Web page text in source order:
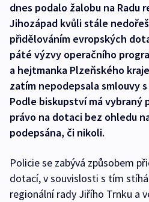
dnes podalo žalobu na Radu
Jihozápad kvůli stále
přidělováním evropských
páté výzvy operačního
a hejtmanka Plzeňského
zatím nepodepsala smlouvy
Podle biskupství má
právo na dotaci bez ohledu
podepsána, či nikoli.
Policie se zabývá způsobem
dotací, v souvislosti s tím
regionální rady Jiřího Trnku a